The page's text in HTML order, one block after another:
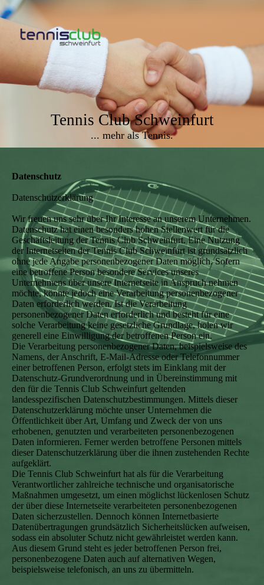
Tennis Club Schweinfurt
... mehr als Tennis.
Datenschutz
Datenschutzerklärung
Wir freuen uns sehr über Ihr Interesse an unserem Unternehmen.
Datenschutz hat einen besonders hohen Stellenwert für die
Geschäftsleitung der Tennis Club Schweinfurt. Eine Nutzung
der Internetseiten der Tennis Club Schweinfurt ist grundsätzlich
ohne jede Angabe personenbezogener Daten möglich. Sofern
eine betroffene Person besondere Services unseres
Unternehmens über unsere Internetseite in Anspruch nehmen
möchte, könnte jedoch eine Verarbeitung personenbezogener
Daten erforderlich werden. Ist die Verarbeitung
personenbezogener Daten erforderlich und besteht für eine
solche Verarbeitung keine gesetzliche Grundlage, holen wir
generell eine Einwilligung der betroffenen Person ein.
Die Verarbeitung personenbezogener Daten, beispielsweise des
Namens, der Anschrift, E-Mail-Adresse oder Telefonnummer
einer betroffenen Person, erfolgt stets im Einklang mit der
Datenschutz-Grundverordnung und in Übereinstimmung mit
den für die Tennis Club Schweinfurt geltenden
landesspezifischen Datenschutzbestimmungen. Mittels dieser
Datenschutzerklärung möchte unser Unternehmen die
Öffentlichkeit über Art, Umfang und Zweck der von uns
erhobenen, genutzten und verarbeiteten personenbezogenen
Daten informieren. Ferner werden betroffene Personen mittels
dieser Datenschutzerklärung über die ihnen zustehenden Rechte
aufgeklärt.
Die Tennis Club Schweinfurt hat als für die Verarbeitung
Verantwortlicher zahlreiche technische und organisatorische
Maßnahmen umgesetzt, um einen möglichst lückenlosen Schutz
der über diese Internetseite verarbeiteten personenbezogenen
Daten sicherzustellen. Dennoch können Internetbasierte
Datenübertragungen grundsätzlich Sicherheitslücken aufweisen,
sodass ein absoluter Schutz nicht gewährleistet werden kann.
Aus diesem Grund steht es jeder betroffenen Person frei,
personenbezogene Daten auch auf alternativen Wegen,
beispielsweise telefonisch, an uns zu übermitteln.